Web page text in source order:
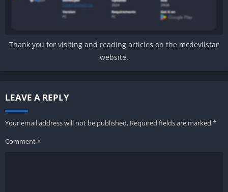
Thank you for visiting and reading articles on the mcdevilstar
website.
LEAVE A REPLY
Your email address will not be published. Required fields are marked *
Comment*